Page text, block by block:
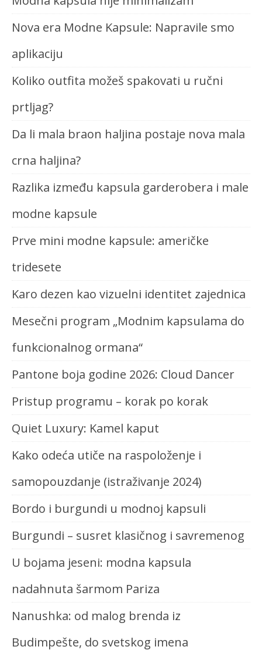
Nova era Modne Kapsule: Napravile smo
aplikaciju
Koliko outfita možeš spakovati u ručni
prtljag?
Da li mala braon haljina postaje nova mala
crna haljina?
Razlika između kapsula garderobera i male
modne kapsule
Prve mini modne kapsule: američke
tridesete
Karo dezen kao vizuelni identitet zajednica
Mesečni program „Modnim kapsulama do
funkcionalnog ormana“
Pantone boja godine 2026: Cloud Dancer
Pristup programu – korak po korak
Quiet Luxury: Kamel kaput
Kako odeća utiče na raspoloženje i
samopouzdanje (istraživanje 2024)
Bordo i burgundi u modnoj kapsuli
Burgundi – susret klasičnog i savremenog
U bojama jeseni: modna kapsula
nadahnuta šarmom Pariza
Nanushka: od malog brenda iz
Budimpešte, do svetskog imena